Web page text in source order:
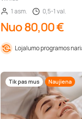
1 asm.
0,5-1 val.
Nuo 80,00 €
Lojalumo programos
Tik pas mus Naujiena